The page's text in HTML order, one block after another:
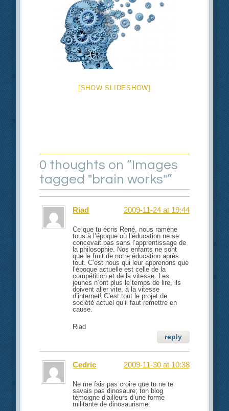
[SHOW SLIDESHOW]
0 thoughts on “ Images
tagged "brain works"”
Riad 2009-11-24 at 19:44
Ce que tu écris René, nous ramène
tous à l’époque où l’éducation ne se
concevait pas sans l’apprentissage de
la philosophie. Nos enfants ne sont
que le fruit de notre éducation après
tout. C’est nous qui leur apprenons que
l’époque actuelle est celle de la
compétition et de la vitesse. Les
jeunes n’ont plus le temps de lire, ils
doivent aller vite, à la vitesse
d’internet! C’est tout le projet de
société actuel qu’il faut remettre en
cause.
Riad
reply
Cedric 2009-11-30 at 10:38
Ne me fais pas croire que tu ne te
savais pas dinosaure; ton blog
témoigne d’ailleurs d’une forme
militante de dinosaurisme.